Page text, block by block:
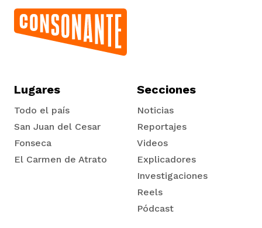
Lugares
Todo el país
San Juan del Cesar
Fonseca
El Carmen de Atrato
Secciones
Noticias
Reportajes
Videos
Explicadores
Investigaciones
Reels
Pódcast